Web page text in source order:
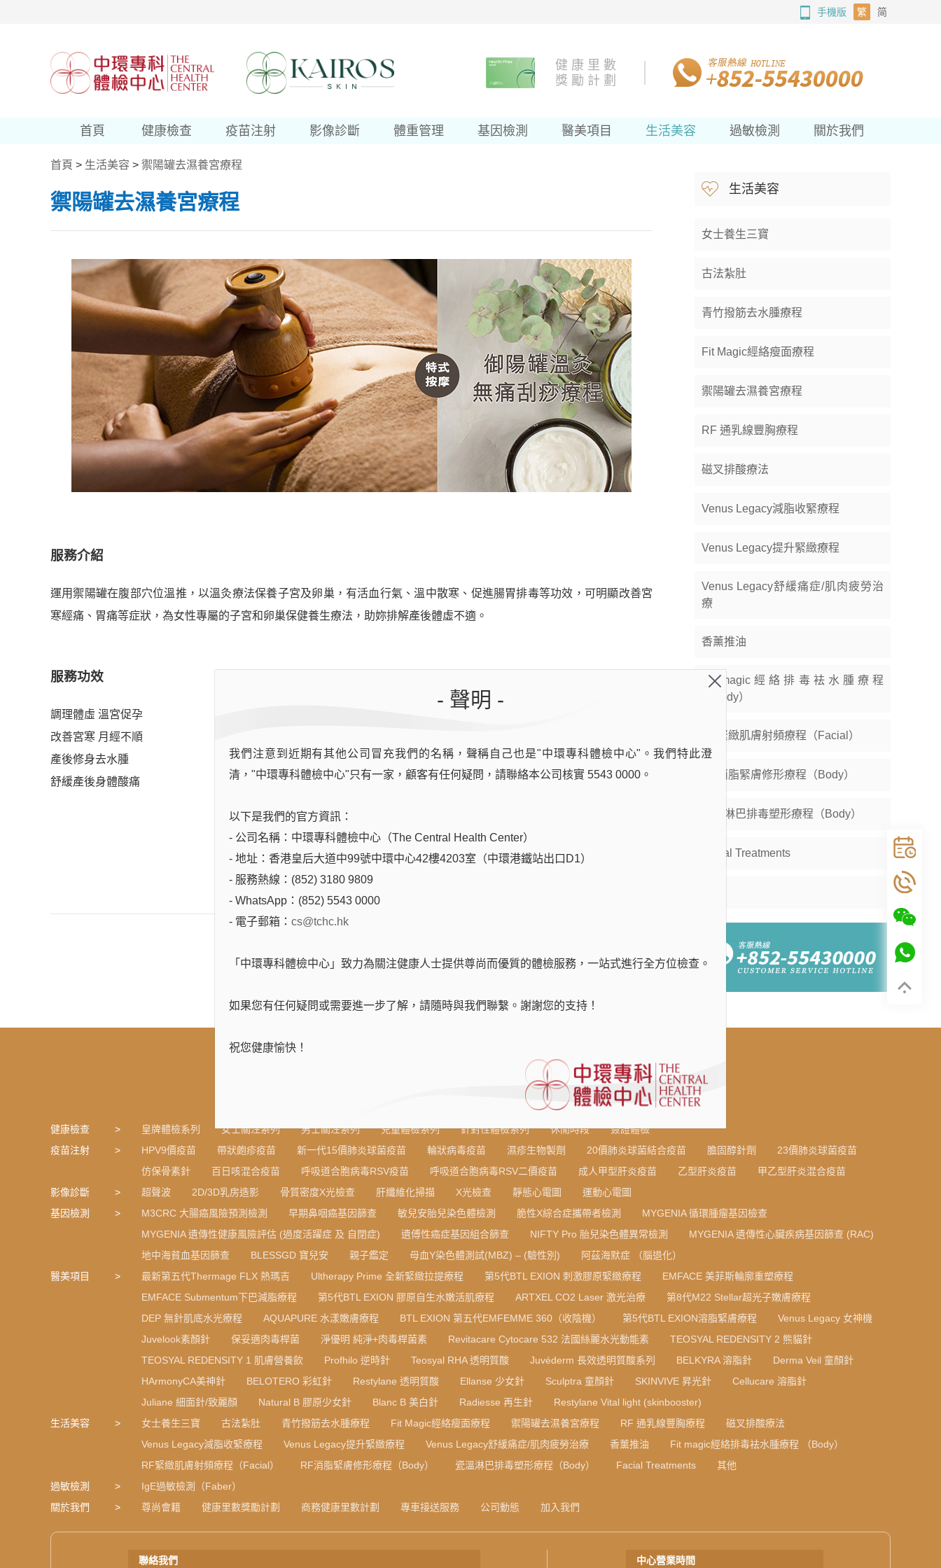
手機版 繁 简
健 康 里 數
獎 勵 計 劃
首頁 健康檢查 疫苗注射 影像診斷 體重管理 基因檢測 醫美項目 生活美容 過敏檢測 關於我們
首頁 > 生活美容 > 禦陽罐去濕養宮療程
禦陽罐去濕養宮療程
服務介紹
運用禦陽罐在腹部穴位溫推，以溫灸療法保養子宮及卵巢，有活血行氣、溫中散寒、促進腸胃排毒等功效，可明顯改善宮
寒經痛、胃痛等症狀，為女性專屬的子宮和卵巢保健養生療法，助妳排解產後體虛不適。
服務功效
調理體虛 溫宮促孕
改善宮寒 月經不順
產後修身去水腫
舒緩產後身體酸痛
立即登記，可享免費諮詢
立即預約
生活美容
女士養生三寶
古法紮肚
青竹撥筋去水腫療程
Fit Magic經絡瘦面療程
禦陽罐去濕養宮療程
RF 通乳線豐胸療程
磁叉排酸療法
Venus Legacy減脂收緊療程
Venus Legacy提升緊緻療程
Venus Legacy舒緩痛症/肌肉疲勞治
療
香薰推油
Fit magic經絡排毒袪水腫療程
（Body）
RF緊緻肌膚射頻療程（Facial）
RF消脂緊膚修形療程（Body）
瓷溫淋巴排毒塑形療程（Body）
Facial Treatments
健康檢查 皇牌體檢系列 女士關注系列 男士關注系列 兒童體檢系列 針對性體檢系列 休閒時段
簽證體檢
疫苗注射
HPV9價疫苗 帶狀皰疹疫苗 新一代15價肺炎球菌疫苗 輪狀病毒疫苗 濕疹生物製劑 20價肺炎球菌結合疫苗 膽固醇針劑
23價肺炎球菌疫苗
仿保骨素針
百日咳混合疫苗 呼吸道合胞病毒RSV疫苗 呼吸道合胞病毒RSV二價疫苗 成人甲型肝炎疫苗 乙型肝炎疫苗
甲乙型肝炎混合疫苗
影像診斷
超聲波 2D/3D乳房造影 骨質密度X光檢查 肝纖維化掃描 X光檢查 靜態心電圖
運動心電圖
基因檢測
M3CRC 大腸癌風險預測檢測 早期鼻咽癌基因篩查 敏兒安胎兒染色體檢測 脆性X綜合症攜帶者檢測
MYGENIA 循環腫瘤基因檢查
MYGENIA 遺傳性健康風險評估 (過度活躍症 及 自閉症)
遺傅性癌症基因組合篩查 NIFTY Pro 胎兒染色體異常檢測
MYGENIA 遺傳性心臟疾病基因篩查 (RAC)
地中海貧血基因篩查
BLESSGD 寶兒安 親子鑑定 母血Y染色體測試(MBZ) – (驗性別)
阿茲海默症 （腦退化）
醫美項目
最新第五代Thermage FLX 熱瑪吉 Ultherapy Prime 全新緊緻拉提療程 第5代BTL EXION 刺激膠原緊緻療程
EMFACE 美菲斯輪廓重塑療程
EMFACE Submentum下巴減脂療程
第5代BTL EXION 膠原自生水嫩活肌療程 ARTXEL CO2 Laser 激光治療
第8代M22 Stellar超光子嫩膚療程
DEP 無針肌底水光療程
AQUAPURE 水漾嫩膚療程 BTL EXION 第五代EMFEMME 360（收陰機） 第5代BTL EXION溶脂緊膚療程
Venus Legacy 女神機
Juvelook素顏針
保妥適肉毒桿菌 淨優明 純淨+肉毒桿菌素 Revitacare Cytocare 532 法國絲麗水光動能素
TEOSYAL REDENSITY 2 熊貓針
TEOSYAL REDENSITY 1 肌膚營養飲
Profhilo 逆時針 Teosyal RHA 透明質酸 Juvéderm 長效透明質酸系列 BELKYRA 溶脂針
Derma Veil 童顏針
HArmonyCA美神針
BELOTERO 彩虹針 Restylane 透明質酸 Ellanse 少女針 Sculptra 童顏針 SKINVIVE 昇光針
Cellucare 溶脂針
Juliane 細面針/致麗顏
Natural B 膠原少女針 Blanc B 美白針 Radiesse 再生針
Restylane Vital light (skinbooster)
生活美容
女士養生三寶 古法紮肚 青竹撥筋去水腫療程 Fit Magic經絡瘦面療程 禦陽罐去濕養宮療程 RF 通乳線豐胸療程
磁叉排酸療法
Venus Legacy減脂收緊療程
Venus Legacy提升緊緻療程 Venus Legacy舒緩痛症/肌肉疲勞治療 香薰推油
Fit magic經絡排毒袪水腫療程 （Body）
RF緊緻肌膚射頻療程（Facial）
RF消脂緊膚修形療程（Body） 瓷溫淋巴排毒塑形療程（Body） Facial Treatments
其他
過敏檢測
IgE過敏檢測（Faber）
關於我們
尊尚會籍 健康里數獎勵計劃 商務健康里數計劃 專車接送服務 公司動態 加入我們
聯絡我們 中心營業時間
- 聲明 -
我們注意到近期有其他公司冒充我們的名稱，聲稱自己也是"中環專科體檢中心"。我們特此澄
清，"中環專科體檢中心"只有一家，顧客有任何疑問，請聯絡本公司核實 5543 0000。
以下是我們的官方資訊：
- 公司名稱：中環專科體檢中心（The Central Health Center）
- 地址：香港皇后大道中99號中環中心42樓4203室（中環港鐵站出口D1）
- 服務熱線：(852) 3180 9809
- WhatsApp：(852) 5543 0000
- 電子郵箱： cs@tchc.hk
「中環專科體檢中心」致力為關注健康人士提供尊尚而優質的體檢服務，一站式進行全方位檢查。
如果您有任何疑問或需要進一步了解，請隨時與我們聯繫。謝謝您的支持！
祝您健康愉快！